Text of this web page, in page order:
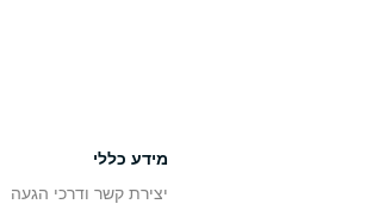
מידע כללי
יצירת קשר ודרכי הגעה